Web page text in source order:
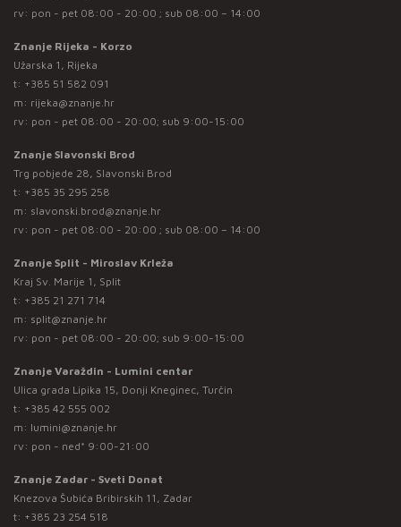
rv: pon - pet 08:00 - 20:00 ; sub 08:00 – 14:00
Znanje Rijeka - Korzo
Užarska 1, Rijeka
t: +385 51 582 091
m: rijeka@znanje.hr
rv: pon - pet 08:00 - 20:00; sub 9:00-15:00
Znanje Slavonski Brod
Trg pobjede 28, Slavonski Brod
t: +385 35 295 258
m: slavonski.brod@znanje.hr
rv: pon - pet 08:00 - 20:00 ; sub 08:00 – 14:00
Znanje Split - Miroslav Krleža
Kraj Sv. Marije 1, Split
t: +385 21 271 714
m: split@znanje.hr
rv: pon - pet 08:00 - 20:00; sub 9:00-15:00
Znanje Varaždin - Lumini centar
Ulica grada Lipika 15, Donji Kneginec, Turčin
t: +385 42 555 002
m: lumini@znanje.hr
rv: pon - ned* 9:00-21:00
Znanje Zadar - Sveti Donat
Knezova Šubića Bribirskih 11, Zadar
t: +385 23 254 518